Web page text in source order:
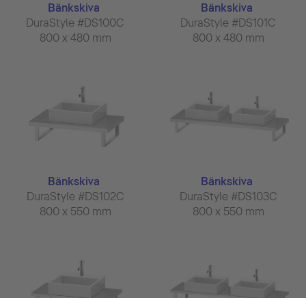
Bänkskiva
DuraStyle #DS100C
800 x 480 mm
Bänkskiva
DuraStyle #DS101C
800 x 480 mm
Bänkskiva
DuraStyle #DS102C
800 x 550 mm
Bänkskiva
DuraStyle #DS103C
800 x 550 mm